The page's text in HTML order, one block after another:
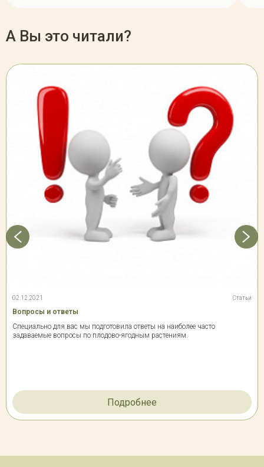
А Вы это читали?
02.12.2021 Статьи
Вопросы и ответы
Специально для вас мы подготовила ответы на наиболее часто
задаваемые вопросы по плодово-ягодным растениям.
Подробнее